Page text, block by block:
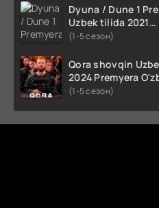
Dyuna / Dune 1
Uzbek tilida 2021
O'zbekcha tarjima
(1-5 сезон)
Qora shovqin
2024 Premyera
tarjima kino HD
(1-5 сезон)